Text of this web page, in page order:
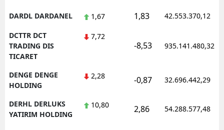
DARDL DARDANEL 1,67 1,83 42.553.370,12
DCTTR DCT
TRADING DIS
TICARET
7,72
-8,53 935.141.480,32
DENGE DENGE
HOLDING
2,28 -0,87 32.696.442,29
DERHL DERLUKS
YATIRIM HOLDING
10,80 2,86 54.288.577,48